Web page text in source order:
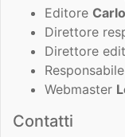
Editore
Direttore
Direttore
Webmaster
Contatti